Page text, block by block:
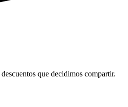
que decidimos compartir.